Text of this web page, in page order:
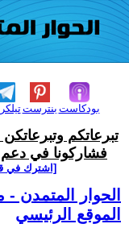
بنترست بودكاست
تبرعاتكم
فشاركونا في دعم
[اشترك في
الحوار المتمدن -
الموقع الرئيسي